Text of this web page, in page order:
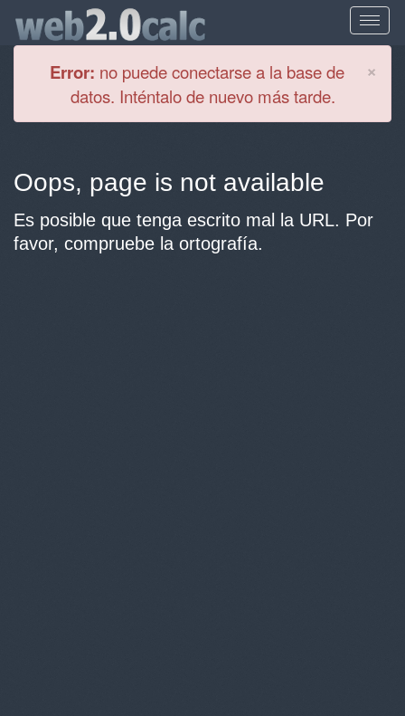
×
Error: no puede conectarse a la base de
datos. Inténtalo de nuevo más tarde.
Oops, page is not available
Es posible que tenga escrito mal la URL. Por
favor, compruebe la ortografía.